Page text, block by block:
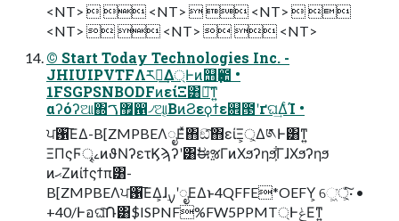
<NT>   <NT>   <NT>  
<NT>   <NT>   <NT>
© Start Today Technologies Inc. -
JHIUIPVTFΛར༻͢Δ্Ͱͷ஫ҙ఺ •
1FSGPSNBODFͷείΞ͸҆ఆ͠ͳ͍
αʔόʔଆ΍޿ࠂ഑৴ଆ͔ΒͷϨεϙϯε଎౓ʹґଘ͢ΔͨΊ •
ਪ঑͞ΕΔ-B[ZMPBEΛೖΕͯ΋ඞͣ͠΋είΞ্͕͕Δ༁Ͱ͸ͳ͍
ΞΠςϜৄࡉͷϑΝʔετϏϡʔʹ͸ࣗಈૹΓͷΧϧʔηϧ͕͋ΓɺΧϧʔηϧ
ͷޙΖͷίϯςϯπ͸-
B[ZMPBEΛਪ঑͞ΕΔ͕ɺ࣮ࡍʹೖΕΔͱ4QFFE*OEFY͕ େ্͖͕ͬͯ͘͠·͏ •
+40/Ͱอଘͨ݁͠Ռ͸$ISPNF%FW5PPMT্ͰݟΕͳ͍